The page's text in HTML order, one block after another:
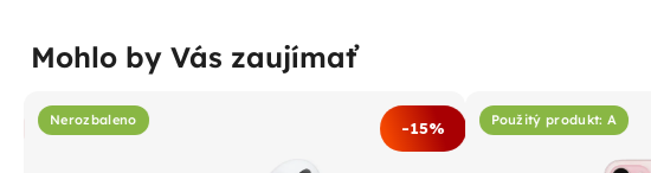
Mohlo by Vás zaujímať
Nerozbaleno -15% Použitý produkt: A